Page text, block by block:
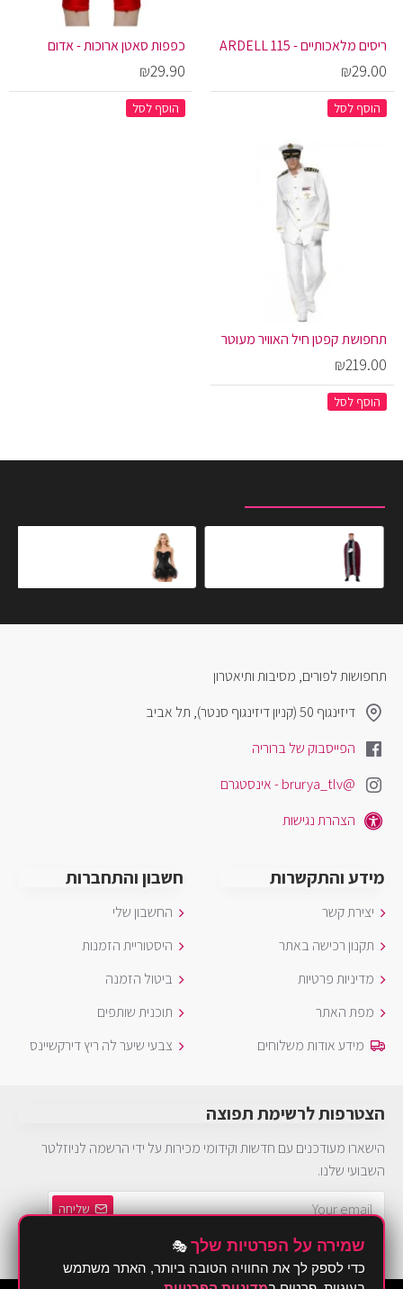
ריסים מלאכותיים - 115 ARDELL
₪29.00
הוסף לסל
כפפות סאטן ארוכות - אדום
₪29.90
הוסף לסל
תחפושת קפטן חיל האוויר מעוטר
₪219.00
הוסף לסל
תחפושות לפורים, מסיבות ותיאטרון
דיזינגוף 50 (קניון דיזינגוף סנטר), תל אביב
הפייסבוק של ברוריה
@brurya_tlv - אינסטגרם
הצהרת נגישות
מידע והתקשרות
יצירת קשר
תקנון רכישה באתר
מדיניות פרטיות
מפת האתר
מידע אודות משלוחים
חשבון והתחברות
החשבון שלי
היסטוריית הזמנות
ביטול הזמנה
תוכנית שותפים
צבעי שיער לה ריץ דירקשיינס
הצטרפות לרשימת תפוצה
הישארו מעודכנים עם חדשות וקידומי מכירות על ידי הרשמה לניוזלטר
השבועי שלנו.
שליחה
הינך חייב להסכים למדיניות פרטיות
שמירה על הפרטיות שלך 🎭
כדי לספק לך את החוויה הטובה ביותר, האתר משתמש